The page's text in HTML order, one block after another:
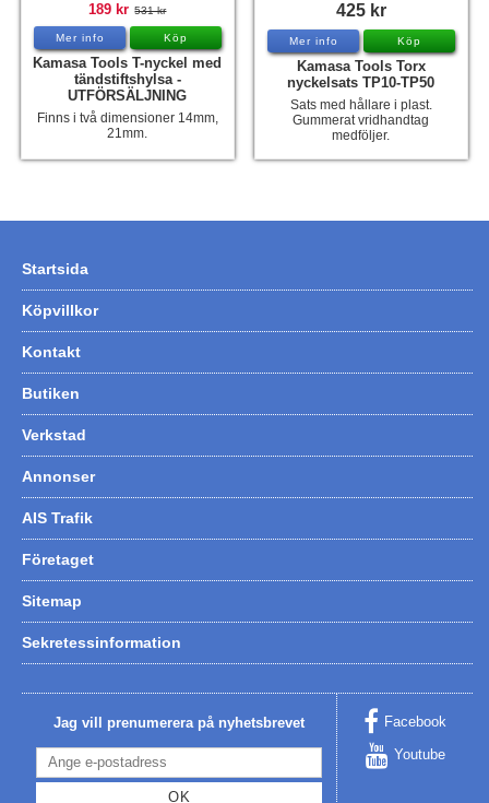
189 kr 531 kr
Mer info Köp
Kamasa Tools T-nyckel med
tändstiftshylsa -
UTFÖRSÄLJNING
Finns i två dimensioner 14mm,
21mm.
425 kr
Mer info Köp
Kamasa Tools Torx
nyckelsats TP10-TP50
Sats med hållare i plast.
Gummerat vridhandtag
medföljer.
Startsida
Köpvillkor
Kontakt
Butiken
Verkstad
Annonser
AIS Trafik
Företaget
Sitemap
Sekretessinformation
Jag vill prenumerera på nyhetsbrevet
OK
Facebook
Youtube